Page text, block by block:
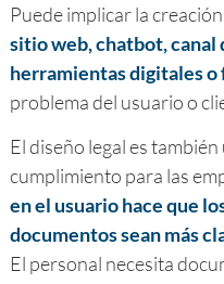
Puede implicar la
sitio web, chatbot, canal
herramientas digitales o
problema del usuario o
El diseño legal es
cumplimiento para las
en el usuario hace que
documentos sean más
El personal necesita